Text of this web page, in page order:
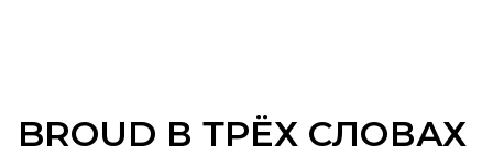
BROUD В ТРЁХ СЛОВАХ